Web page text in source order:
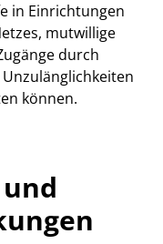
in Einrichtungen
mutwillige
durch
können.